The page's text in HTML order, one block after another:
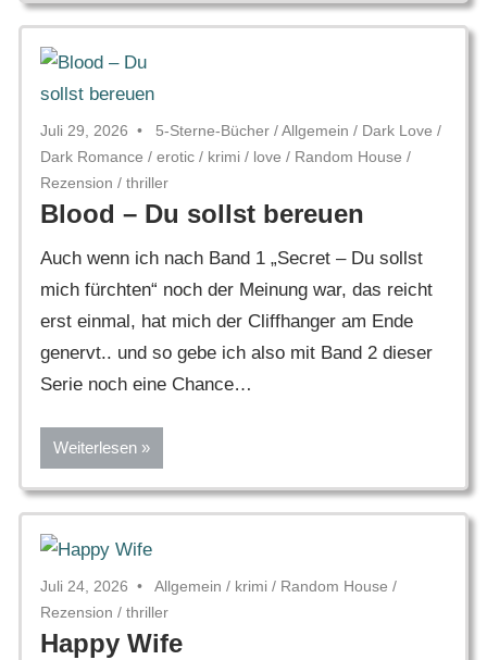
Juli 29, 2026 5-Sterne-Bücher /Allgemein / Dark Love /
Dark Romance / erotic / krimi / love / Random House /
Rezension / thriller
Blood – Du sollst bereuen
Auch wenn ich nach Band 1 „Secret – Du sollst
mich fürchten“ noch der Meinung war, das reicht
erst einmal, hat mich der Cliffhanger am Ende
genervt.. und so gebe ich also mit Band 2 dieser
Serie noch eine Chance…
Weiterlesen
Juli 24, 2026 Allgemein / krimi / Random House /
Rezension / thriller
Happy Wife